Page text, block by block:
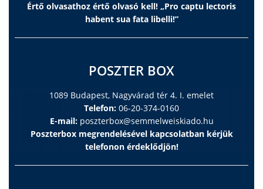
Értő olvasathoz értő olvasó kell! „Pro captu lectoris
habent sua fata libelli!”
POSZTER BOX
1089 Budapest, Nagyvárad tér 4. I. emelet
Telefon: 06-20-374-0160
E-mail: poszterbox@semmelweiskiado.hu
Poszterbox megrendelésével kapcsolatban kérjük
telefonon érdeklődjön!